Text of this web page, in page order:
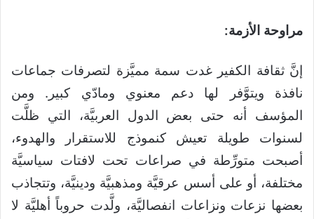
مراوحة الأزمة:
إنَّ ثقافة الكفير غدت سمة مميَّزة لتصرفات جماعات
نافذة ويتوَّفر لها دعم معنوي ومادّي كبير. ومن
المؤسف أنه حتى بعض الدول العربيَّة، التي ظلَّت
لسنوات طويلة تعيش كنموذج للاستقرار والهدوء،
أصبحت متورِّطة في صراعات تحت لافتات سياسيَّة
مختلفة، أو على أسس عرقيَّة ومذهبيَّة ودينيَّة، وتتجاذب
بعضها نزعات ونزاعات انفصاليَّة، ولَّدت حروباً أهليَّة لا